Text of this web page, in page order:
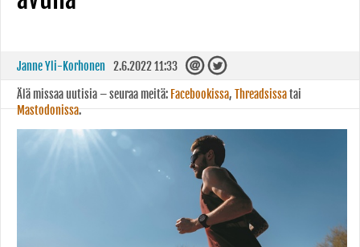
Janne Yli-Korhonen 2.6.2022 11:33
Älä missaa uutisia – seuraa meitä: Facebookissa, Threadsissatai
Mastodonissa.